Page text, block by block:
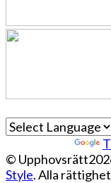
©
Style. Alla